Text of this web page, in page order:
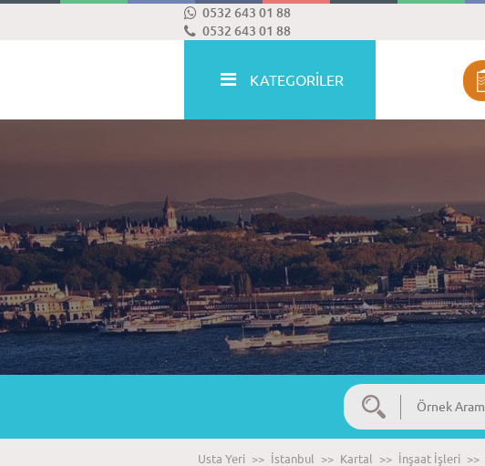
0532 643 01 88
0532 643 01 88
KATEGORİLER
Usta Yeri >> İstanbul >> Kartal >> İnşaat İşleri >>